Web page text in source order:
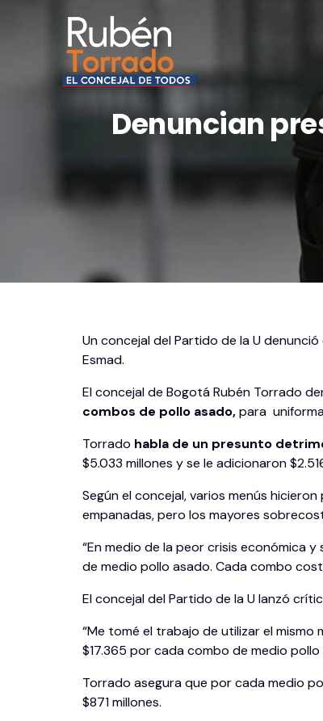
Denuncian
Un concejal del Partido de la U
Esmad.
El concejal de Bogotá Rubén Torrado
combos de pollo asado,para
Torrado habla de un presunto
$5.033 millones y se le adicionaron
Según el concejal, varios menús
empanadas, pero los mayores
“En medio de la peor crisis económica
de medio pollo asado. Cada combo
El concejal del Partido de la U lanzó
“Me tomé el trabajo de utilizar el
$17.365 por cada combo de medio
Torrado asegura que por cada medio
$871 millones.